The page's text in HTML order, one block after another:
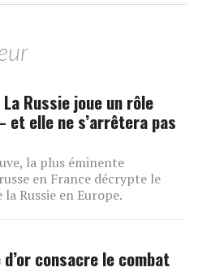
Russie joue un rôle
et elle ne s’arrêtera pas
la plus éminente
en France décrypte le
Russie en Europe.
consacre le combat